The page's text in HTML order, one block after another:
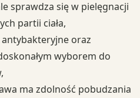
sprawdza się w pielęgnacji
partii ciała,
antybakteryjne oraz
wyborem do
ma zdolność pobudzania